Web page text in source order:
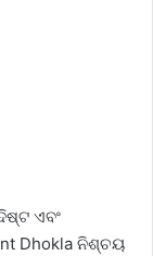
ଏବଂ
Dhokla ନିଶ୍ଚୟ